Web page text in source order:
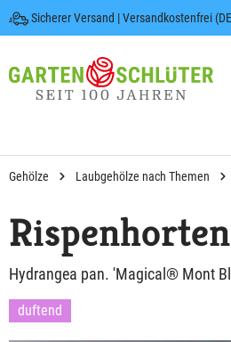
Zur Hauptnavigation
Sicherer Versand | Versandkostenfrei
Gehölze Laubgehölze nach Themen
Hydrangea pan. 'Magical® Mont
duftend